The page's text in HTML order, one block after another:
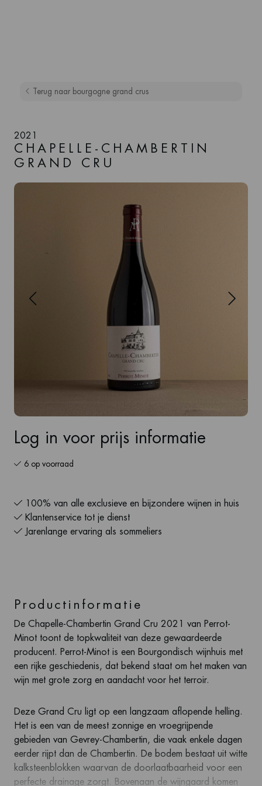
Terug naar bourgogne grand crus
2021
CHAPELLE-CHAMBERTIN
GRAND CRU
Log in voor prijs informatie
6 op voorraad
100% van alle exclusieve en bijzondere wijnen in huis
Klantenservice tot je dienst
Jarenlange ervaring als sommeliers
Productinformatie
De Chapelle-Chambertin Grand Cru 2021 van Perrot-
Minot toont de topkwaliteit van deze gewaardeerde
producent. Perrot-Minot is een Bourgondisch wijnhuis met
een rijke geschiedenis, dat bekend staat om het maken van
wijn met grote zorg en aandacht voor het terroir.
Deze Grand Cru ligt op een langzaam aflopende helling.
Het is een van de meest zonnige en vroegrijpende
gebieden van Gevrey-Chambertin, die vaak enkele dagen
eerder rijpt dan de Chambertin. De bodem bestaat uit witte
kalksteenblokken waarvan de doorlaatbaarheid voor een
perfecte drainage zorgt. Bovenaan de wijngaard komen